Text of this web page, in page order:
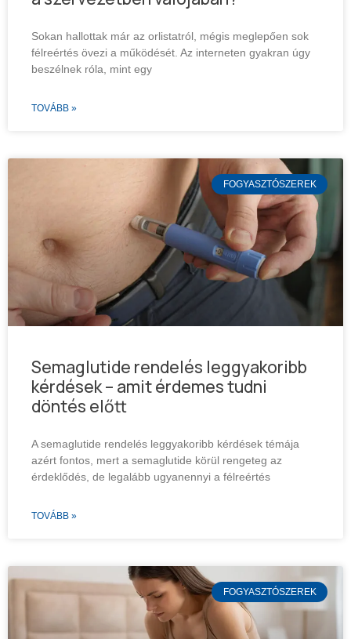
Sokan hallottak már az orlistatról, mégis meglepően sok
félreértés övezi a működését. Az interneten gyakran úgy
beszélnek róla, mint egy
TOVÁBB »
FOGYASZTÓSZEREK
Semaglutide rendelés leggyakoribb
kérdések – amit érdemes tudni
döntés előtt
A semaglutide rendelés leggyakoribb kérdések témája
azért fontos, mert a semaglutide körül rengeteg az
érdeklődés, de legalább ugyanennyi a félreértés
TOVÁBB »
FOGYASZTÓSZEREK